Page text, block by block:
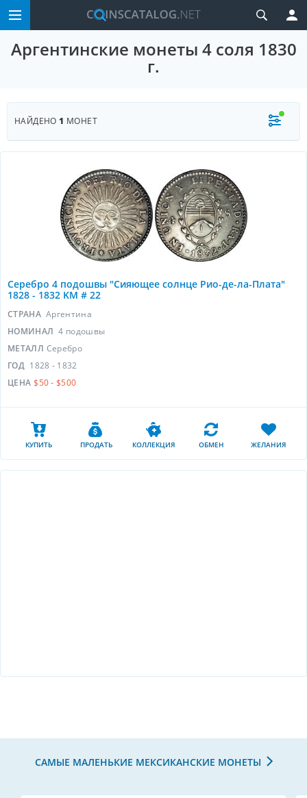
Аргентинские монеты 4 соля 1830
г.
НАЙДЕНО1 МОНЕТ
Серебро 4 подошвы "Сияющее солнце Рио-де-ла-Плата"
1828 - 1832 KM # 22
СТРАНА Аргентина
НОМИНАЛ 4 подошвы
МЕТАЛЛ Серебро
ГОД 1828 - 1832
ЦЕНА $50 - $500
КУПИТЬ ПРОДАТЬ КОЛЛЕКЦИЯ ОБМЕН ЖЕЛАНИЯ
САМЫЕ МАЛЕНЬКИЕ МЕКСИКАНСКИЕ МОНЕТЫ